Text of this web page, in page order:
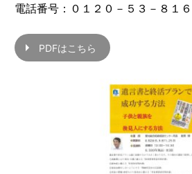
電話番号：０１２０－５３－８１
PDFはこちら